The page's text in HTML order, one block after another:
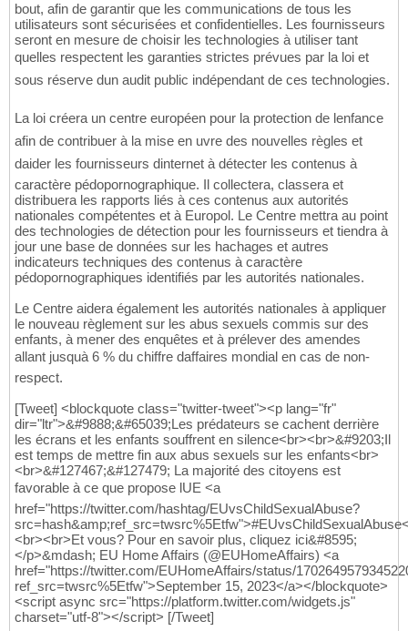
bout, afin de garantir que les communications de tous les
utilisateurs sont sécurisées et confidentielles. Les fournisseurs
seront en mesure de choisir les technologies à utiliser tant
quelles respectent les garanties strictes prévues par la loi et
sous réserve dun audit public indépendant de ces technologies.
La loi créera un centre européen pour la protection de lenfance
afin de contribuer à la mise en uvre des nouvelles règles et
daider les fournisseurs dinternet à détecter les contenus à
caractère pédopornographique. Il collectera, classera et
distribuera les rapports liés à ces contenus aux autorités
nationales compétentes et à Europol. Le Centre mettra au point
des technologies de détection pour les fournisseurs et tiendra à
jour une base de données sur les hachages et autres
indicateurs techniques des contenus à caractère
pédopornographiques identifiés par les autorités nationales.
Le Centre aidera également les autorités nationales à appliquer
le nouveau règlement sur les abus sexuels commis sur des
enfants, à mener des enquêtes et à prélever des amendes
allant jusquà 6 % du chiffre daffaires mondial en cas de non-
respect.
[Tweet] <blockquote class="twitter-tweet"><p lang="fr"
dir="ltr">&#9888;&#65039;Les prédateurs se cachent derrière
les écrans et les enfants souffrent en silence<br><br>&#9203;Il
est temps de mettre fin aux abus sexuels sur les enfants<br>
<br>&#127467;&#127479; La majorité des citoyens est
favorable à ce que propose lUE <a
href="https://twitter.com/hashtag/EUvsChildSexualAbuse?
<br><br>Et vous? Pour en savoir plus, cliquez ici&#8595;
</p>&mdash; EU Home Affairs (@EUHomeAffairs) <a
href="https://twitter.com/EUHomeAffairs/status/
ref_src=twsrc%5Etfw">September 15, 2023</a></blockquote>
<script async src="https://platform.twitter.com/widgets.js"
charset="utf-8"></script> [/Tweet]